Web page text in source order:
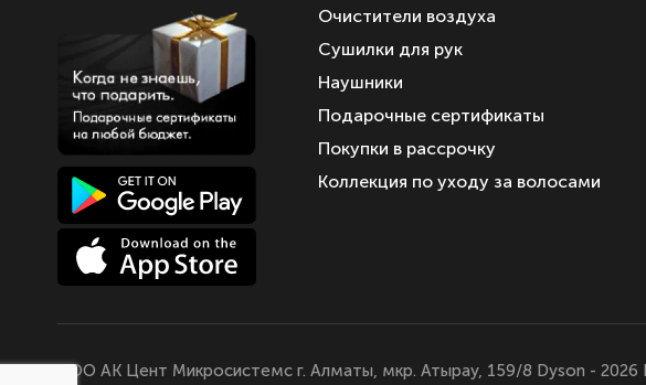
Очистители воздуха
Сушилки для рук
Наушники
Подарочные сертификаты
Покупки в рассрочку
Коллекция по уходу за волосами
ТОО АК Цент Микросистемс г. Алматы, мкр. Атырау, 159/8 Dyson - 2026